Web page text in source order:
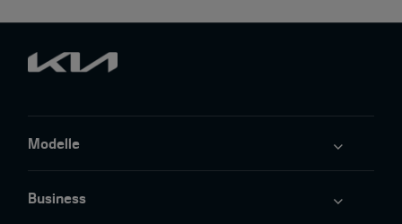
Modelle
Business